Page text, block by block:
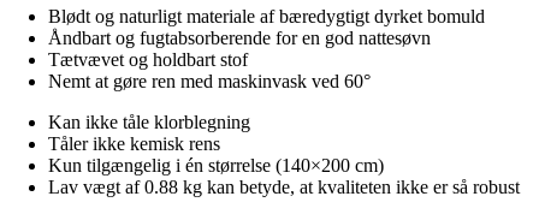
Blødt og naturligt materiale af bæredygtigt dyrket bomuld
Åndbart og fugtabsorberende for en god nattesøvn
Tætvævet og holdbart stof
Nemt at gøre ren med maskinvask ved 60°
Kan ikke tåle klorblegning
Tåler ikke kemisk rens
Kun tilgængelig i én størrelse (140×200 cm)
Lav vægt af 0.88 kg kan betyde, at kvaliteten ikke er så robust